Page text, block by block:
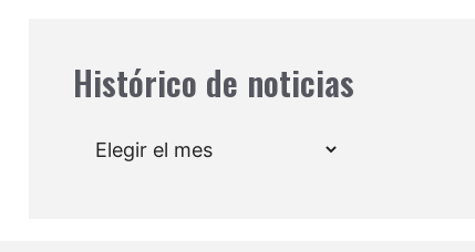
Histórico de noticias
Archivos